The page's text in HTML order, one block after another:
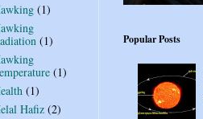
Popular Posts
(1)
(1)
(1)
(1)
Hafiz (2)